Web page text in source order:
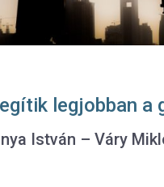
legjobban a
István – Váry